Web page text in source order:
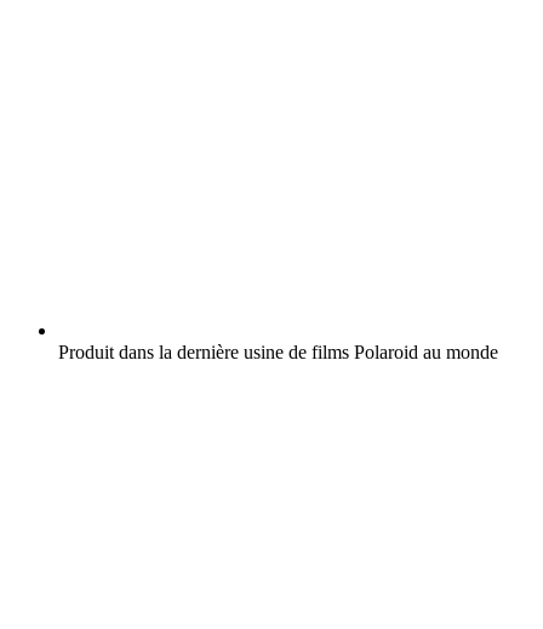
Produit dans la dernière usine de films Polaroid au monde